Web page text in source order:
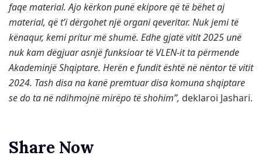
faqe material. Ajo kërkon punë ekipore që të bëhet aj
material, që t’i dërgohet një organi qeveritar. Nuk jemi të
kënaqur, kemi pritur më shumë. Edhe gjatë vitit 2025 unë
nuk kam dëgjuar asnjë funksioar të VLEN-it ta përmende
Akademinjë Shqiptare. Herën e fundit është në nëntor të vitit
2024. Tash disa na kanë premtuar disa komuna shqiptare
se do ta në ndihmojnë mirëpo të shohim”, deklaroi Jashari.
Share Now